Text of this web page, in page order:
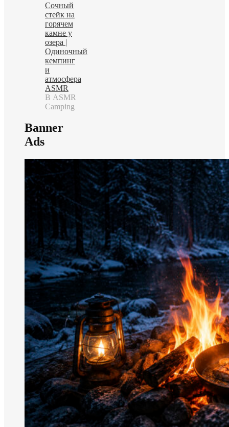
Сочный
стейк на
горячем
камне у
озера |
Одиночный
кемпинг
и
атмосфера
ASMR
В ASMR
Camping
Banner
Ads